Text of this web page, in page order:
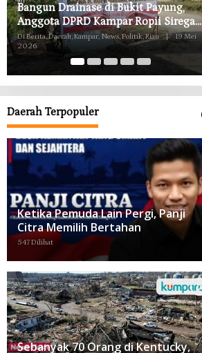
Anggota Komisi II DPRD Kampar
Ropii Siregar Minta Pemkab Bergerak
Cepat Atasi Ancaman Kekosongan
Obat demi Wujudkan Kampar Dihati
Di Berita, Daerah, Kampar, News, Politik, Riau |
19 Mei
2026
Daerah Terpopuler
Ketika Pemuda Lain Pergi, Panji
Citra Memilih Bertahan
547 Dilihat
Sebanyak 70 Orang di Kentucky,